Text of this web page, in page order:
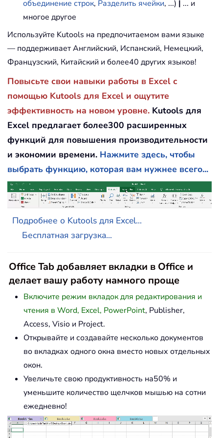
объединение строк, Разделить ячейки, ...) | ... и
многое другое
Используйте Kutools на предпочитаемом вами языке
— поддерживает Английский, Испанский, Немецкий,
Французский, Китайский и более40 других языков!
Повысьте свои навыки работы в Excel с
помощью Kutools для Excel и ощутите
эффективность на новом уровне. Kutools для
Excel предлагает более300 расширенных
функций для повышения производительности
и экономии времени. Нажмите здесь, чтобы
выбрать функцию, которая вам нужнее всего...
Подробнее о Kutools для Excel...
Бесплатная загрузка...
Office Tab добавляет вкладки в Office и
делает вашу работу намного проще
Включите режим вкладок для редактирования и
чтения в Word, Excel, PowerPoint, Publisher,
Access, Visio и Project.
Открывайте и создавайте несколько документов
во вкладках одного окна вместо новых отдельных
окон.
Увеличьте свою продуктивность на50% и
уменьшите количество щелчков мышью на сотни
ежедневно!